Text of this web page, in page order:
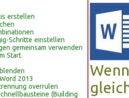
erstellen
Schritte einstellen
gemeinsam verwenden
Start
2013
overrulen
(Building